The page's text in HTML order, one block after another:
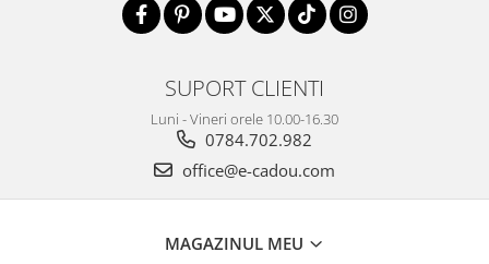
SUPORT CLIENTI
Luni - Vineri orele 10.00-16.30
0784.702.982
office@e-cadou.com
MAGAZINUL MEU